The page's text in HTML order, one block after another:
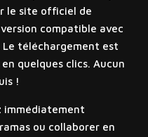
le site officiel de
compatible avec
téléchargement est
quelques clics. Aucun
!
immédiatement
ou collaborer en